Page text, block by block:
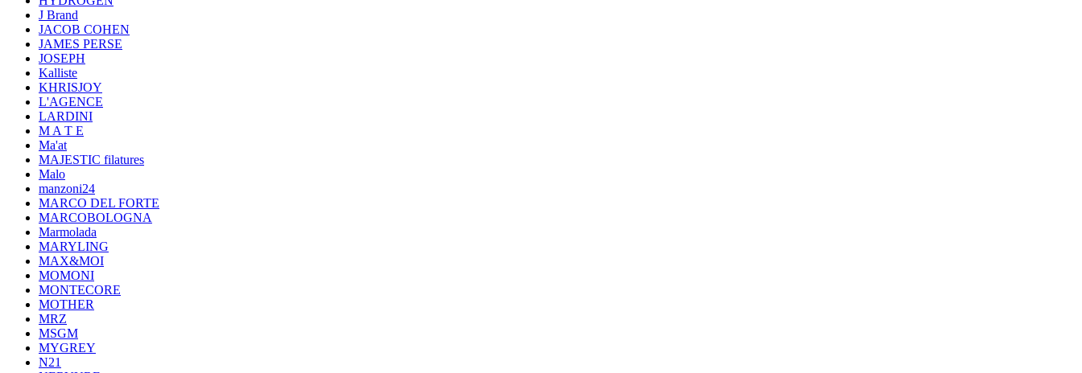
J Brand
JACOB COHEN
JAMES PERSE
JOSEPH
Kalliste
KHRISJOY
L'AGENCE
LARDINI
M A T E
Ma'at
MAJESTIC filatures
Malo
manzoni24
MARCO DEL FORTE
MARCOBOLOGNA
Marmolada
MARYLING
MAX&MOI
MOMONI
MONTECORE
MOTHER
MRZ
MSGM
MYGREY
N21